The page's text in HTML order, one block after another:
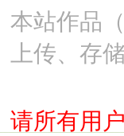
本站作品
上传、存
请所有用